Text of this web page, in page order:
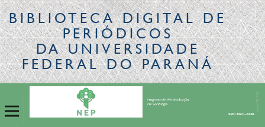
Legislação
Canais
BIBLIOTECA DIGITALDE
PERIÓDICOS
DA UNIVERSIDADE
FEDERAL DO PARANÁ